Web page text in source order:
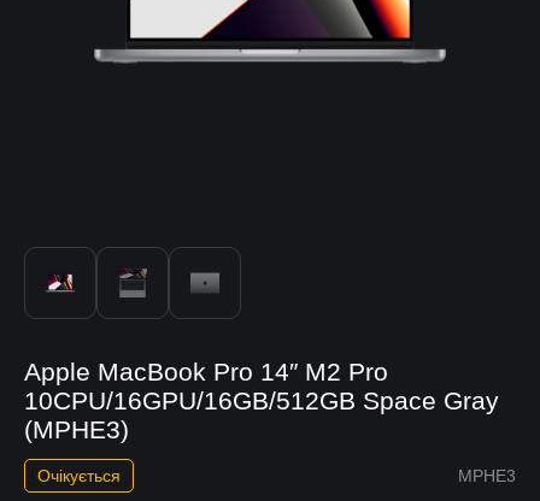
Apple MacBook Pro 14″ M2 Pro
10CPU/16GPU/16GB/512GB Space Gray
(MPHE3)
MPHE3
Очікується